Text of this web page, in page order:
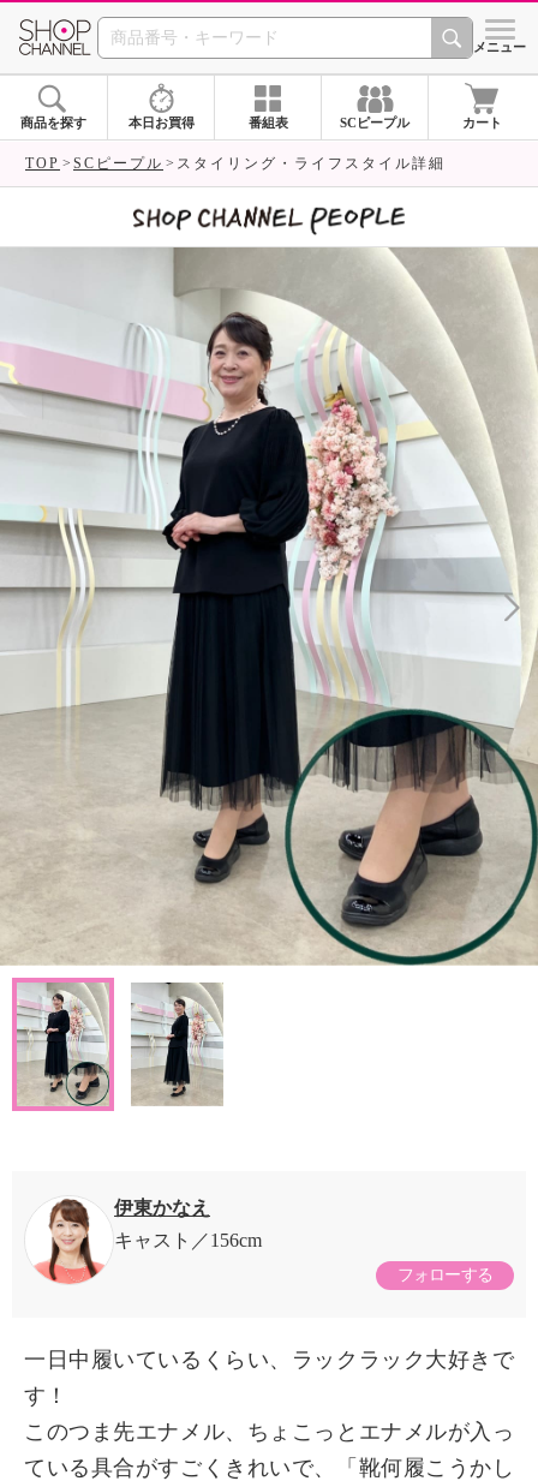
SHOP CHANNEL シメニュー
商品を探す 本日お買得 番組表 SCピープル カート
TOP SCピープル スタイリング・ライフスタイル詳細
伊東かなえ
キャスト
156cm
フォローする
一日中履いているくらい、ラックラック大好きで
す！
このつま先エナメル、ちょこっとエナメルが入っ
ている具合がすごくきれいで、「靴何履こうかし